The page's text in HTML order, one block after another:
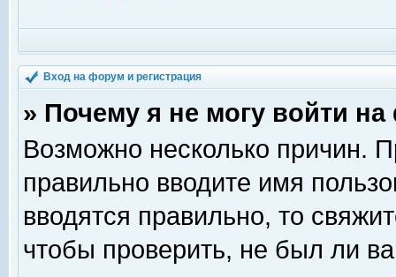
Вход на форум и регистрация
» Почему я не могу войти
Возможно несколько причин.
правильно вводите имя
вводятся правильно, то
чтобы проверить, не был ли